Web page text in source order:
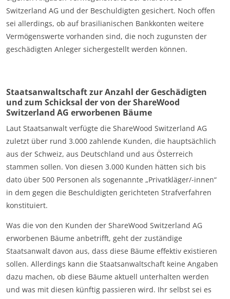
Switzerland AG und der Beschuldigten gesichert. Noch offen
sei allerdings, ob auf brasilianischen Bankkonten weitere
Vermögenswerte vorhanden sind, die noch zugunsten der
geschädigten Anleger sichergestellt werden können.
Staatsanwaltschaft zur Anzahl der Geschädigten
und zum Schicksal der von der ShareWood
Switzerland AG erworbenen Bäume
Laut Staatsanwalt verfügte die ShareWood Switzerland AG
zuletzt über rund 3.000 zahlende Kunden, die hauptsächlich
aus der Schweiz, aus Deutschland und aus Österreich
stammen sollen. Von diesen 3.000 Kunden hätten sich bis
dato über 500 Personen als sogenannte „Privatkläger/-innen“
in dem gegen die Beschuldigten gerichteten Strafverfahren
konstituiert.
Was die von den Kunden der ShareWood Switzerland AG
erworbenen Bäume anbetrifft, geht der zuständige
Staatsanwalt davon aus, dass diese Bäume effektiv existieren
sollen. Allerdings kann die Staatsanwaltschaft keine Angaben
dazu machen, ob diese Bäume aktuell unterhalten werden
und was mit diesen künftig passieren wird. Ihr selbst sei es